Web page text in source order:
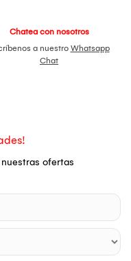
Chatea con nosotros
a nuestro Whatsapp
Chat
ofertas